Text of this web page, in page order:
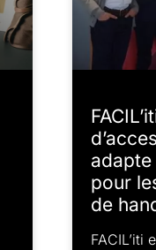
adapte
pour
de
FACIL’iti